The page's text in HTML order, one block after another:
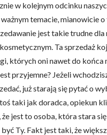
w kolejnym odcinku
temacie, mianowicie
jest takie trudne
Ta sprzedaż
których oni nawet do
przyjemne? Jeżeli
już starają się pytać o
taki jak doradca, opiekun
że jest to osoba, która stara
Ty. Fakt jest taki, że